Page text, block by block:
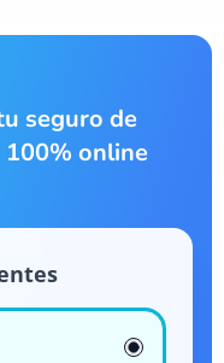
seguro de
online